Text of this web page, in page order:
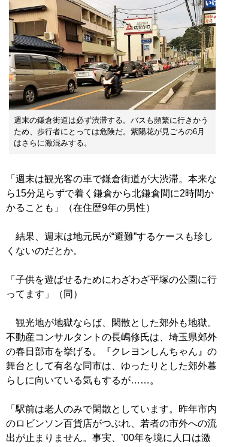
週末の鎌倉街道は必ず渋滞する。バスも頻繁に行きかう
ため、歩行者にとっては危険だ。紫陽花が見ごろの6月
はさらに激混みする。
「週末は観光客の車で鎌倉街道が大渋滞。本来な
ら15分足らずで着く鎌倉から北鎌倉間に2時間か
かることも」（在住歴9年の男性）
結果、週末は地元民が“避難”するケースも珍し
くないのだとか。
「子供を遊ばせるためにわざわざ平塚の公園に行
ってます」（同）
観光地が地獄ならば、閑散とした郊外も地獄。
不動産コンサルタントの長嶋修氏は、埼玉県郊外
の春日部市を挙げる。『クレヨンしんちゃん』の
舞台として有名な同市は、ゆったりとした郊外暮
らしに向いている気もするが……。
「駅前は老人のみで閑散としています。昨年市内
のロビンソン百貨店がつぶれ、若者の市外への流
出が止まりません。事実、’00年を境に人口は激